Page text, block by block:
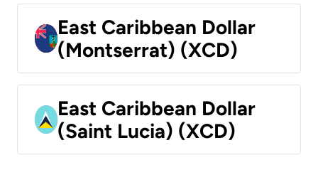
East Caribbean Dollar
(Montserrat) (XCD)
East Caribbean Dollar
(Saint Lucia) (XCD)